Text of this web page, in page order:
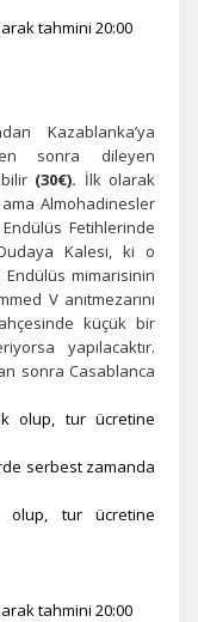
tahmini 20:00
Kazablanka’ya
sonra dileyen
(30€). İlk olarak
Almohadinesler
Fetihlerinde
Kalesi, ki o
mimarisinin
V anıtmezarını
küçük bir
yapılacaktır.
sonra Casablanca
olup, tur ücretine
serbest zamanda
olup, tur ücretine
tahmini 20:00